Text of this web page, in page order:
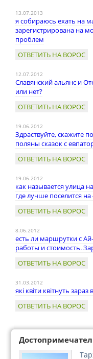
13.07.2013
я собираюсь ехать на
зарегистрирована на
проблем
ОТВЕТИТЬ НА ВОРОС
12.07.2012
Славянский альянс и
или нет?
ОТВЕТИТЬ НА ВОРОС
19.06.2012
Здраствуйте, скажите
поляны сказок с
ОТВЕТИТЬ НА ВОРОС
19.06.2012
как называется улица
где лучше поселится
ОТВЕТИТЬ НА ВОРОС
8.06.2012
есть ли маршрутки с
работы и стоимость.
ОТВЕТИТЬ НА ВОРОС
31.03.2012
які квіти квітнуть
ОТВЕТИТЬ НА ВОРОС